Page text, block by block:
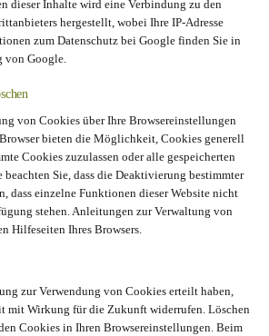
dieser Inhalte wird eine Verbindung zu den
hergestellt, wobei Ihre IP-Adresse
zum Datenschutz bei Google finden Sie in
von Google.
von Cookies über Ihre Browsereinstellungen
bieten die Möglichkeit, Cookies generell
Cookies zuzulassen oder alle gespeicherten
Sie, dass die Deaktivierung bestimmter
dass einzelne Funktionen dieser Website nicht
stehen. Anleitungen zur Verwaltung von
Hilfeseiten Ihres Browsers.
zur Verwendung von Cookies erteilt haben,
mit Wirkung für die Zukunft widerrufen. Löschen
Cookies in Ihren Browsereinstellungen. Beim